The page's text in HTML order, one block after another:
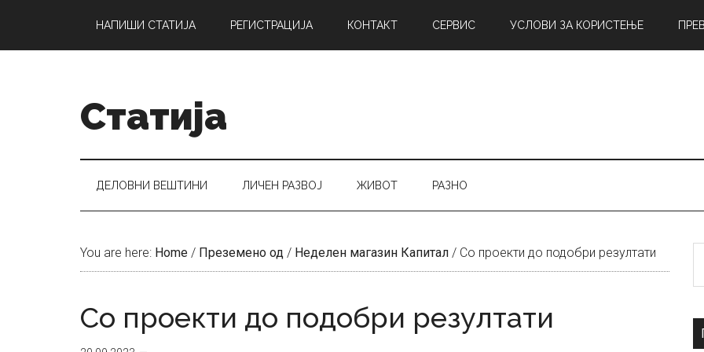
main
secondary
primary
НАПИШИ СТАТИЈА РЕГИСТРАЦИЈА КОНТАКТ СЕРВИС УСЛОВИ ЗА КОРИСТЕЊЕ
Статија
ДЕЛОВНИ ВЕШТИНИ ЛИЧЕН РАЗВОЈ ЖИВОТ РАЗНО
You are here: Home / Преземено од / Неделен магазин Капитал / Со проекти до подобри резултати
Со проекти до подобри резултати